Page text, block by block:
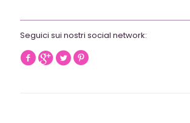
Seguici sui nostri social network: